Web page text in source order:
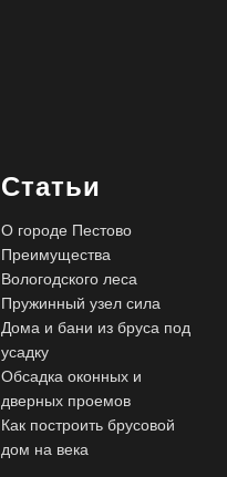
Статьи
О городе Пестово
Преимущества
Вологодского леса
Пружинный узел сила
Дома и бани из бруса под
усадку
Обсадка оконных и
дверных проемов
Как построить брусовой
дом на века